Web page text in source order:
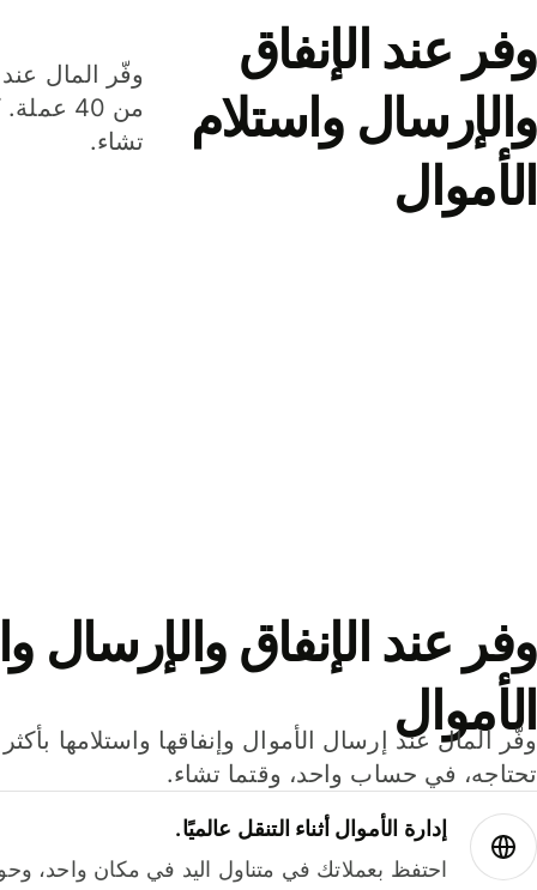
وفر عند الإنفاق
والإرسال واستلام
الأموال
وفّر المال عند
من 40
تشاء.
وفر عند الإنفاق والإرسال
الأموال
تحتاجه، في حساب واحد، وقتما تشاء.
إدارة الأموال أثناء التنقل عالميًا.
احتفظ بعملاتك في متناول اليد في مكان واحد،